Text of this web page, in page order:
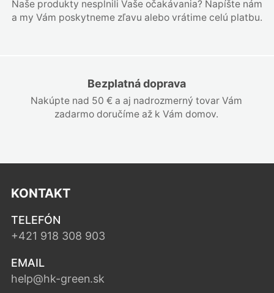
Naše produkty nesplnili Vaše očakávania? Napíšte nám
a my Vám poskytneme zľavu alebo vrátime celú platbu.
Bezplatná doprava
Nakúpte nad 50 € a aj nadrozmerný tovar Vám
zadarmo doručíme až k Vám domov.
KONTAKT
TELEFÓN
+421 918 308 903
EMAIL
help@hk-green.sk